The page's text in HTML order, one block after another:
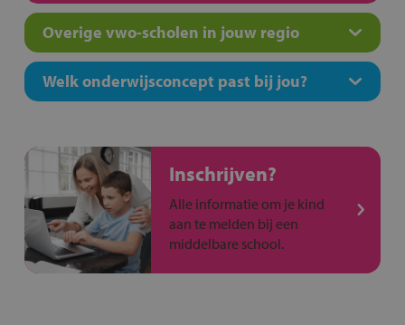
Overige vwo-scholen in jouw regio
Welk onderwijsconcept past bij jou?
Inschrijven?
Alle informatie om je kind
aan te melden bij een
middelbare school.